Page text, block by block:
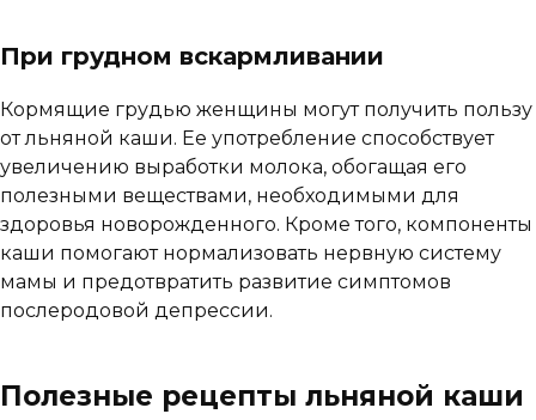
При грудном вскармливании
Кормящие грудью женщины могут получить пользу
от льняной каши. Ее употребление способствует
увеличению выработки молока, обогащая его
полезными веществами, необходимыми для
здоровья новорожденного. Кроме того, компоненты
каши помогают нормализовать нервную систему
мамы и предотвратить развитие симптомов
послеродовой депрессии.
Полезные рецепты льняной каши